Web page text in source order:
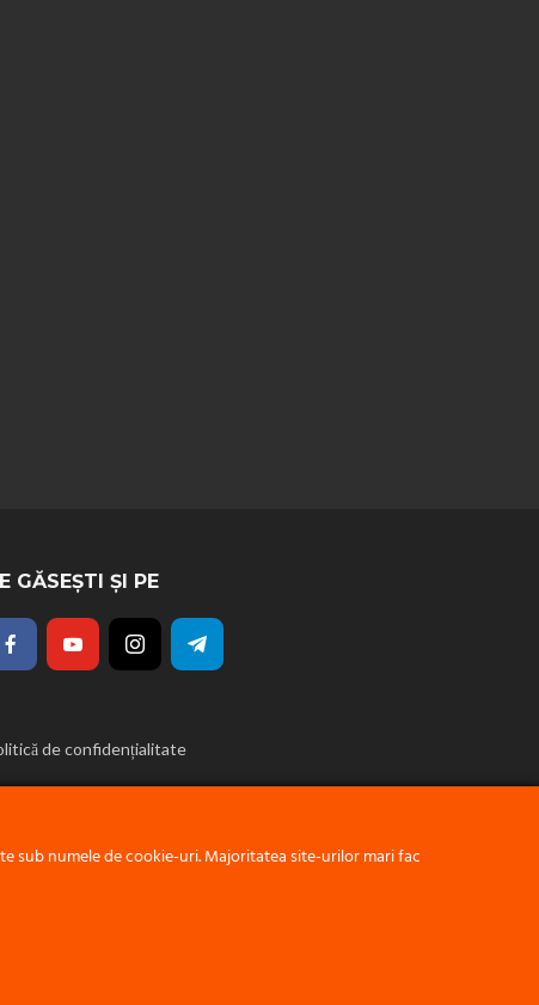
GĂSEȘTI ȘI PE
de confidențialitate
sub numele de cookie-uri. Majoritatea site-urilor mari fac